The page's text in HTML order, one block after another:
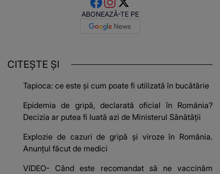
ABONEAZĂ-TE PE
CITEȘTE ȘI
Tapioca: ce este și cum poate fi utilizată în bucătărie
Epidemia de gripă, declarată oficial în România?
Decizia ar putea fi luată azi de Ministerul Sănătății
Explozie de cazuri de gripă și viroze în România.
Anunțul făcut de medici
VIDEO- Când este recomandat să ne vaccinăm